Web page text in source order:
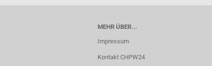
MEHR ÜBER...
Impressum
Kontakt CHPW24